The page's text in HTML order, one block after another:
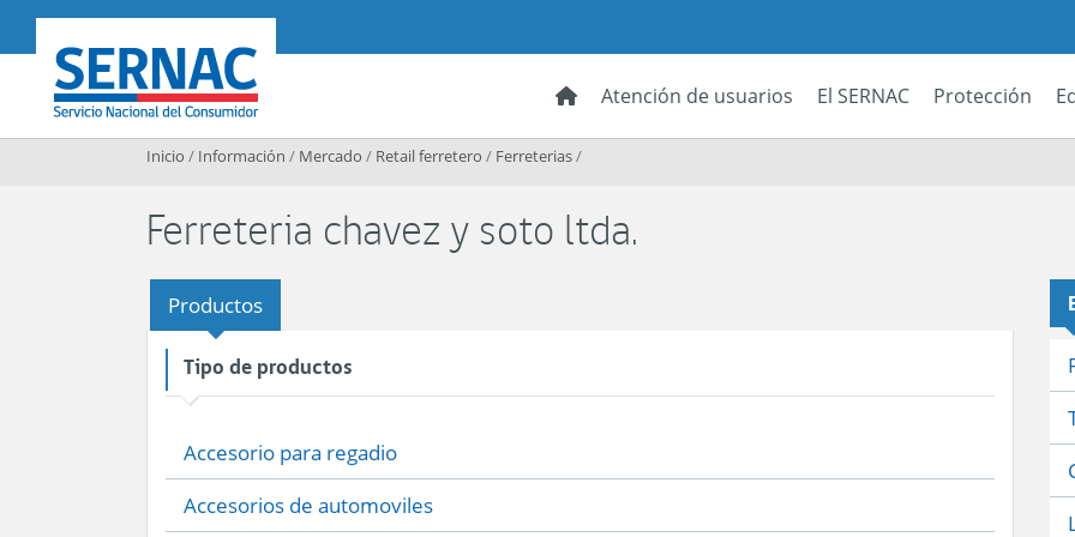
SERNAC
Atención de usuarios El SERNAC Protección
Inicio / Información / Mercado / Retail ferretero / Ferreterias/
Ferreteria chavez y soto ltda.
Productos
Tipo de productos
Accesorio para regadio
Accesorios de automoviles